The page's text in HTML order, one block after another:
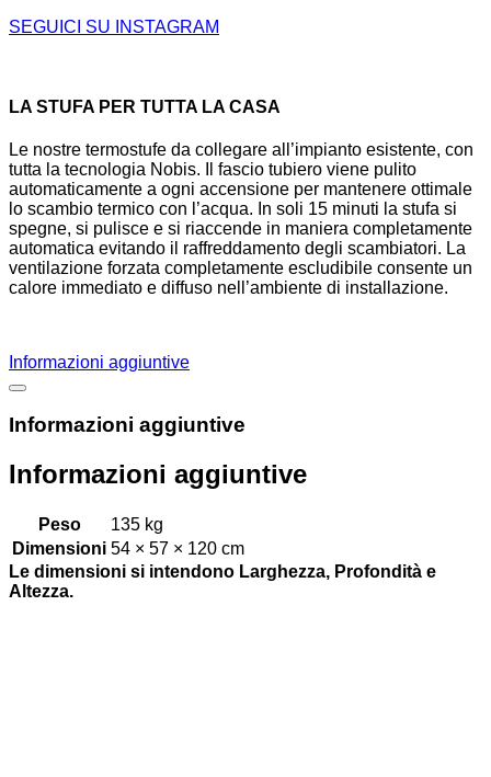
SEGUICI SU INSTAGRAM
LA STUFA PER TUTTA LA CASA
Le nostre termostufe da collegare all’impianto esistente, con
tutta la tecnologia Nobis. Il fascio tubiero viene pulito
automaticamente a ogni accensione per mantenere ottimale
lo scambio termico con l’acqua. In soli 15 minuti la stufa si
spegne, si pulisce e si riaccende in maniera completamente
automatica evitando il raffreddamento degli scambiatori. La
ventilazione forzata completamente escludibile consente un
calore immediato e diffuso nell’ambiente di installazione.
Informazioni aggiuntive
Informazioni aggiuntive
Informazioni aggiuntive
Peso
135 kg
Dimensioni 54 × 57 × 120 cm
Le dimensioni si intendono Larghezza, Profondità e
Altezza.